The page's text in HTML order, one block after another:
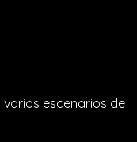
escenarios de